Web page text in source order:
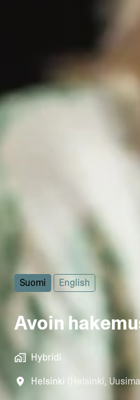
Suomi English
Avoin
Hybridi
Helsinki
Helsinki,